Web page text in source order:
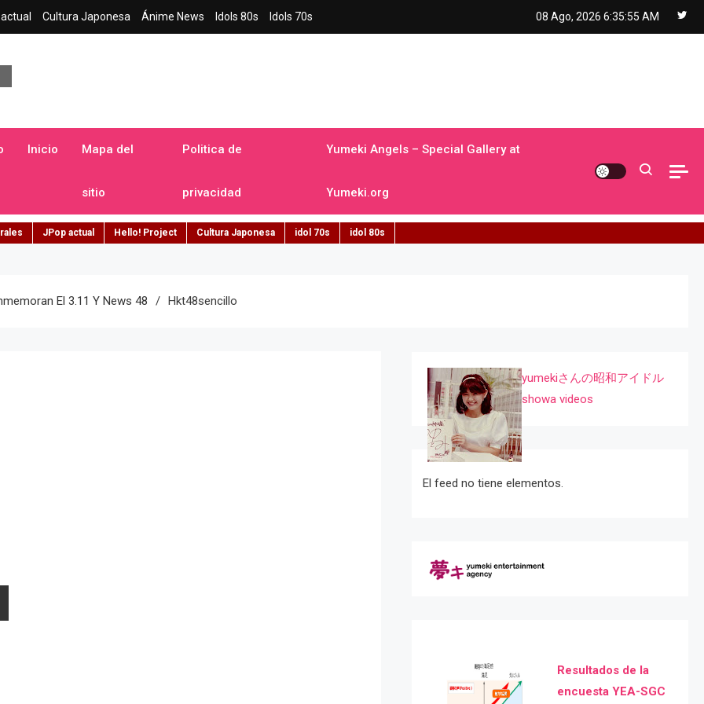
Cultura Japonesa Ánime News Idols 80s Idols 70s 08 Ago, 2026 6:35:56 AM
Inicio Mapa del
sitio
Politica de
privacidad
Yumeki Angels – Special Gallery at
Yumeki.org
JPop actual Hello! Project Cultura Japonesa idol 70s idol 80s
El 3.11 Y News 48 Hkt48sencillo
yumekiさんの昭和アイドル
showa videos
El feed no tiene elementos.
Resultados de la
encuesta YEA-SGC